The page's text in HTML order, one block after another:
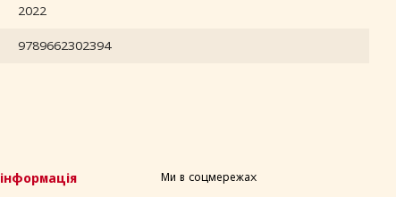
2022
9789662302394
Ми в соцмережах